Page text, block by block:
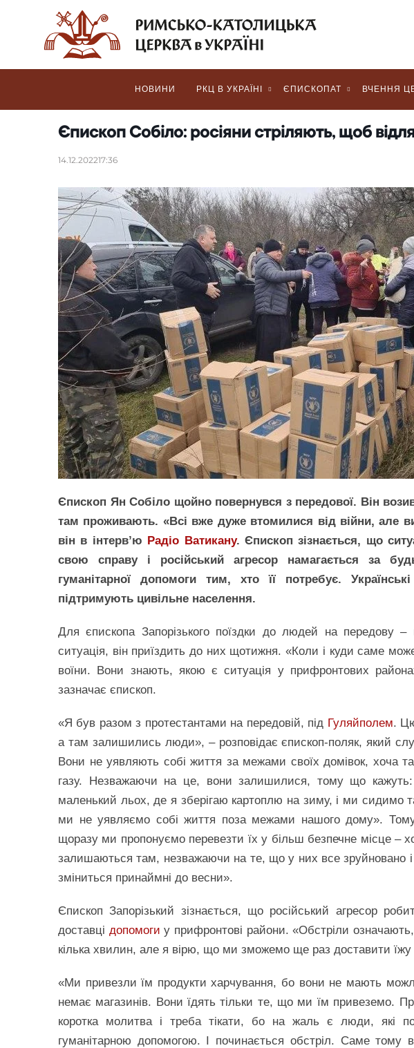
НОВИНИ РКЦ В УКРАЇНІ ЄПИСКОПАТ ВЧЕННЯ
Єпископ Собіло: росіяни стріляють, щоб
14.12.202217:36
Єпископ Ян Собіло щойно повернувся з передової. Він
там проживають. «Всі вже дуже втомилися від війни, але
він в інтерв’ю Радіо Ватикану. Єпископ зізнається, що
свою справу і російський агресор намагається за
гуманітарної допомоги тим, хто її потребує.
підтримують цивільне населення.
Для єпископа Запорізького поїздки до людей на передову
ситуація, він приїздить до них щотижня. «Коли і куди саме
воїни. Вони знають, якою є ситуація у прифронтових
зазначає єпископ.
«Я був разом з протестантами на передовій, під Гуляйполем.
а там залишились люди», – розповідає єпископ-поляк, який
Вони не уявляють собі життя за межами своїх домівок, хоча
газу. Незважаючи на це, вони залишилися, тому що
маленький льох, де я зберігаю картоплю на зиму, і ми сидимо
ми не уявляємо собі життя поза межами нашого дому».
щоразу ми пропонуємо перевезти їх у більш безпечне місце –
залишаються там, незважаючи на те, що у них все зруйновано
зміниться принаймні до весни».
Єпископ Запорізький зізнається, що російський агресор
доставці допомоги у прифронтові райони. «Обстріли
кілька хвилин, але я вірю, що ми зможемо ще раз доставити їжу
«Ми привезли їм продукти харчування, бо вони не мають
немає магазинів. Вони їдять тільки те, що ми їм привеземо.
коротка молитва і треба тікати, бо на жаль є люди, які
гуманітарною допомогою. І починається обстріл. Саме тому